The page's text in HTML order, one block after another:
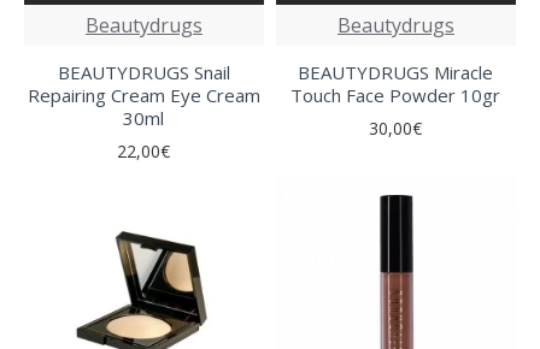
Beautydrugs
BEAUTYDRUGS Snail
Repairing Cream Eye Cream
30ml
22,00€
Beautydrugs
BEAUTYDRUGS Miracle
Touch Face Powder 10gr
30,00€